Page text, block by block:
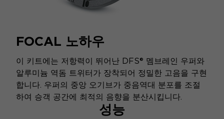
FOCAL 노하우
이 키트에는 저항력이 뛰어난 DFS® 멤브레인 우퍼와
알루미늄 역돔 트위터가 장착되어 정밀한 고음을 구현
합니다. 우퍼의 중앙 오기브가 중음역대 분포를 조절
하여 승객 공간에 최적의 음향을 분산시킵니다.
성능